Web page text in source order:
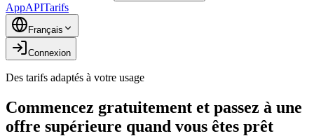
AppAPITarifs
Français
Connexion
Des tarifs adaptés à votre usage
Commencez gratuitement et passez à une
offre supérieure quand vous êtes prêt